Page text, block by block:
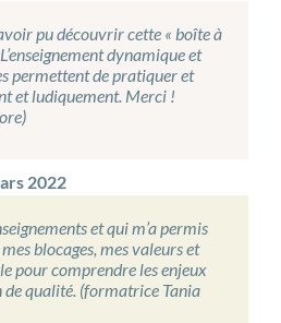
pu découvrir cette « boîte à
dynamique et
permettent de pratiquer et
et ludiquement. Merci !
2022
et qui m’a permis
blocages, mes valeurs et
pour comprendre les enjeux
de qualité. (formatrice Tania